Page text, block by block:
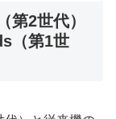
2世代）
（第1世